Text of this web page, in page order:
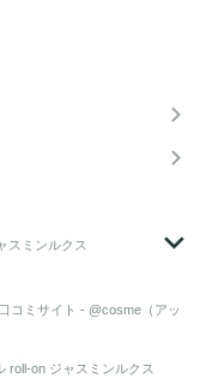
スミンルクス
コミサイト - @cosme（アッ
roll-on ジャスミンルクス